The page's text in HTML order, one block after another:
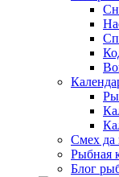
Смех да
Рыбная
Блог